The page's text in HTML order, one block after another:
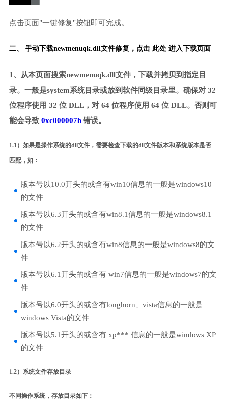
点击页面"一键修复"按钮即可完成。
二、 手动下载newmenuqk.dll文件修复， 点击 此处 进入下载页面
1、从本页面搜索newmenuqk.dll文件，下载并拷贝到指定目
录。一般是system系统目录或放到软件同级目录里。确保对 32
位程序使用 32 位 DLL，对 64 位程序使用 64 位 DLL。否则可
能会导致 0xc000007b错误。
1.1）如果是操作系统的dll文件，需要检查下载的dll文件版本和系统版本是否
匹配，如：
版本号以10.0开头的或含有win10信息的一般是windows10
的文件
版本号以6.3开头的或含有win8.1信息的一般是windows8.1
的文件
版本号以6.2开头的或含有win8信息的一般是windows8的文
件
版本号以6.1开头的或含有 win7信息的一般是windows7的文
件
版本号以6.0开头的或含有longhorn、vista信息的一般是
windows Vista的文件
版本号以5.1开头的或含有 xp*** 信息的一般是windows XP
的文件
1.2）系统文件存放目录
不同操作系统，存放目录如下：